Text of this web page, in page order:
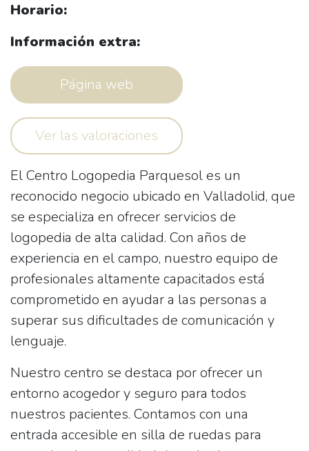
Horario:
Información extra:
Página web
Ver las valoraciones
ElCentro Logopedia Parquesoles un
reconocido negocio ubicado en Valladolid, que
se especializa en ofrecer servicios de
logopedia de alta calidad. Con años de
experiencia en el campo, nuestro equipo de
profesionales altamente capacitados está
comprometido en ayudar a las personas a
superar sus dificultades de comunicación y
lenguaje.
Nuestro centro se destaca por ofrecer un
entorno acogedor y seguro para todos
nuestros pacientes. Contamos con una
entrada accesible en silla de ruedas para